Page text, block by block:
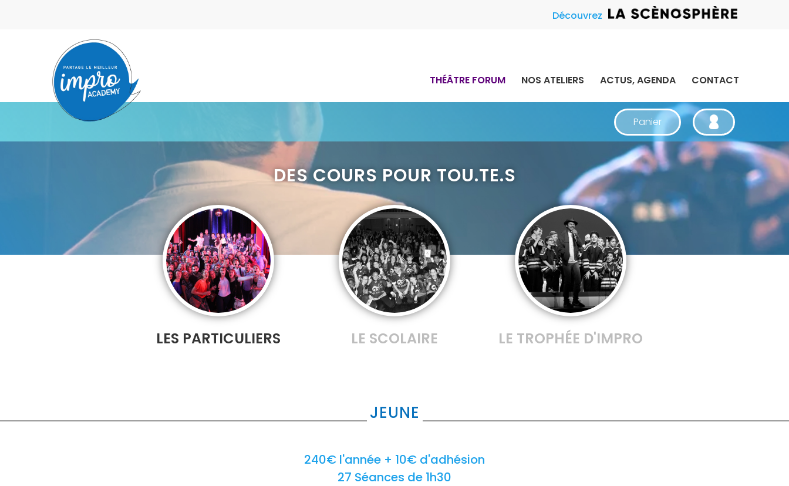
Découvrez
THÉÂTRE FORUM NOS ATELIERS ACTUS, AGENDA CONTACT
Panier
DES COURS POUR TOU.TE.S
LES PARTICULIERS LE SCOLAIRE LE TROPHÉE D'IMPRO
JEUNE
240€ l'année + 10€ d'adhésion
27 Séances de 1h30